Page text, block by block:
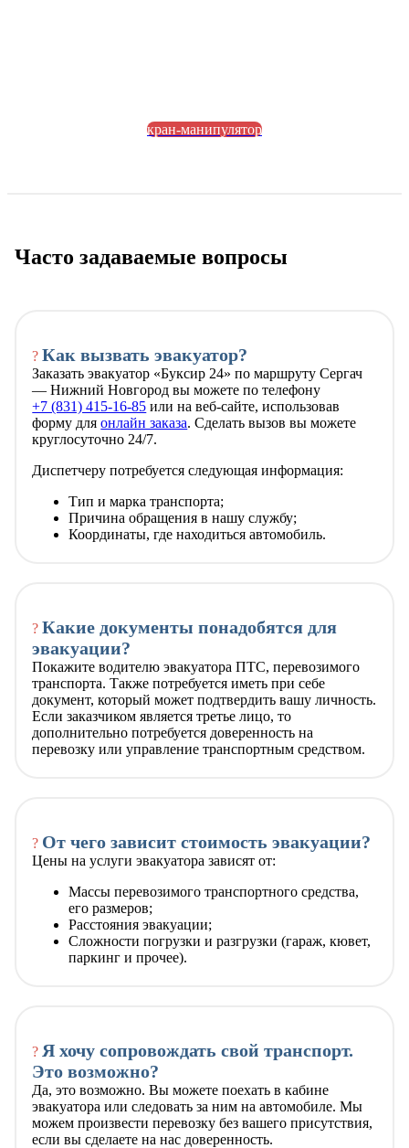
кран-манипулятор
Часто задаваемые вопросы
? Как вызвать эвакуатор?
Заказать эвакуатор «Буксир 24» по маршруту Сергач
— Нижний Новгород вы можете по телефону
+7 (831) 415-16-85 или на веб-сайте, использовав
форму дляонлайн заказа. Сделать вызов вы можете
круглосуточно 24/7.
Диспетчеру потребуется следующая информация:
Тип и марка транспорта;
Причина обращения в нашу службу;
Координаты, где находиться автомобиль.
? Какие документы понадобятся для
эвакуации?
Покажите водителю эвакуатора ПТС, перевозимого
транспорта. Также потребуется иметь при себе
документ, который может подтвердить вашу личность.
Если заказчиком является третье лицо, то
дополнительно потребуется доверенность на
перевозку или управление транспортным средством.
? От чего зависит стоимость эвакуации?
Цены на услуги эвакуатора зависят от:
Массы перевозимого транспортного средства,
его размеров;
Расстояния эвакуации;
Сложности погрузки и разгрузки (гараж, кювет,
паркинг и прочее).
? Я хочу сопровождать свой транспорт.
Это возможно?
Да, это возможно. Вы можете поехать в кабине
эвакуатора или следовать за ним на автомобиле. Мы
можем произвести перевозку без вашего присутствия,
если вы сделаете на нас доверенность.